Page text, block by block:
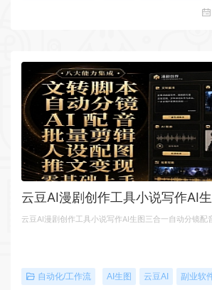
云豆AI漫剧创作工具小说写作AI生图三合一自动分镜配
自动化/工作流 AI生图 云豆AI 副业软